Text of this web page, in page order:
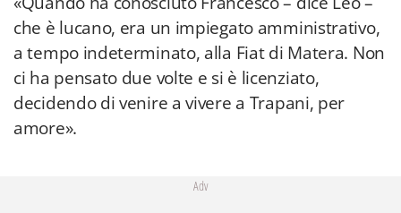
che è lucano, era un impiegato amministrativo,
a tempo indeterminato, alla Fiat di Matera. Non
ci ha pensato due volte e si è licenziato,
decidendo di venire a vivere a Trapani, per
amore».
Adv